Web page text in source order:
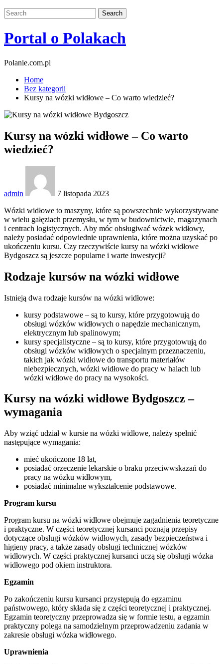
Portal o Polakach
Polanie.com.pl
Home
Bez kategorii
Kursy na wózki widłowe – Co warto wiedzieć?
Kursy na wózki widłowe – Co warto
wiedzieć?
admin
7 listopada 2023
Wózki widłowe to maszyny, które są powszechnie wykorzystywane
w wielu gałęziach przemysłu, w tym w budownictwie, magazynach
i centrach logistycznych. Aby móc obsługiwać wózek widłowy,
należy posiadać odpowiednie uprawnienia, które można uzyskać po
ukończeniu kursu. Czy rzeczywiście kursy na wózki widłowe
Bydgoszcz są jeszcze popularne i warte inwestycji?
Rodzaje kursów na wózki widłowe
Istnieją dwa rodzaje kursów na wózki widłowe:
kursy podstawowe – są to kursy, które przygotowują do
obsługi wózków widłowych o napędzie mechanicznym,
elektrycznym lub spalinowym;
kursy specjalistyczne – są to kursy, które przygotowują do
obsługi wózków widłowych o specjalnym przeznaczeniu,
takich jak wózki widłowe do transportu materiałów
niebezpiecznych, wózki widłowe do pracy w halach lub
wózki widłowe do pracy na wysokości.
Kursy na wózki widłowe Bydgoszcz –
wymagania
Aby wziąć udział w kursie na wózki widłowe, należy spełnić
następujące wymagania:
mieć ukończone 18 lat,
posiadać orzeczenie lekarskie o braku przeciwwskazań do
pracy na wózku widłowym,
posiadać minimalne wykształcenie podstawowe.
Program kursu
Program kursu na wózki widłowe obejmuje zagadnienia teoretyczne
i praktyczne. W części teoretycznej kursanci poznają przepisy
dotyczące obsługi wózków widłowych, zasady bezpieczeństwa i
higieny pracy, a także zasady obsługi technicznej wózków
widłowych. W części praktycznej kursanci uczą się obsługi wózka
widłowego pod okiem instruktora.
Egzamin
Po zakończeniu kursu kursanci przystępują do egzaminu
państwowego, który składa się z części teoretycznej i praktycznej.
Egzamin teoretyczny przeprowadza się w formie testu, a egzamin
praktyczny polega na samodzielnym przeprowadzeniu zadania w
zakresie obsługi wózka widłowego.
Uprawnienia